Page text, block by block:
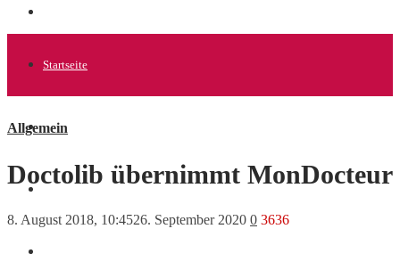
Startseite
Allgemein
Allgemein
Doctolib übernimmt MonDocteur
8. August 2018, 10:4526. September 2020 0 3636